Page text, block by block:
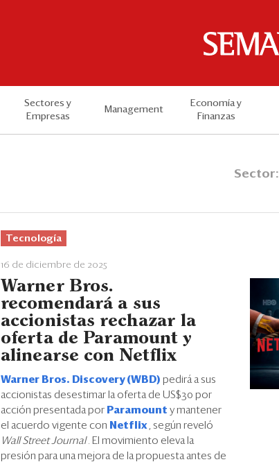
Sectores y
Empresas
Management
Economía y
Finanzas
Sector:
Tecnología
16 de diciembre de 2025
Warner Bros.
recomendará a sus
accionistas rechazar la
oferta de Paramount y
alinearse con Netflix
Warner Bros. Discovery (WBD) pedirá a sus
accionistas desestimar la oferta de US$30 por
acción presentada por Paramount y mantener
el acuerdo vigente con Netflix , según reveló
Wall Street Journal. El movimiento eleva la
presión para una mejora de la propuesta antes de